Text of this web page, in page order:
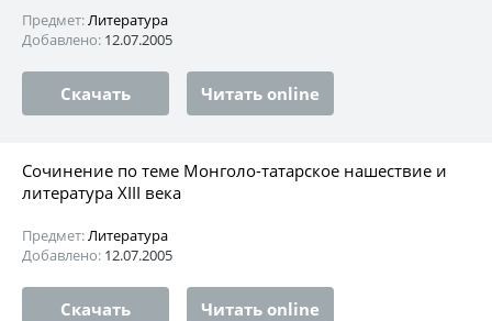
Предмет:Литература
Добавлено: 12.07.2005
Скачать Читать online
Сочинение по теме Монголо-татарское нашествие и
литература XIII века
Предмет:Литература
Добавлено: 12.07.2005
Скачать Читать online